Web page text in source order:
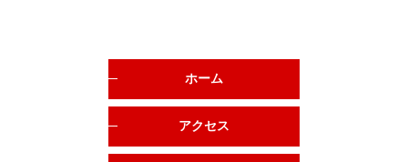
ホーム
アクセス